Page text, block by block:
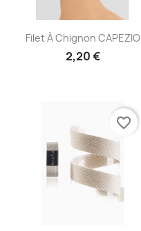
 Aperçu rapide
Filet À Chignon CAPEZIO
2,20 €
favorite_border